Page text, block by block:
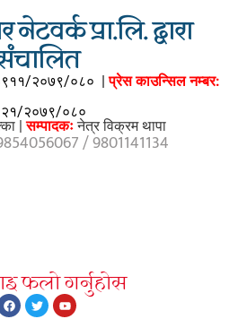
प्रा.लि. द्वारा
२०७९/०८० |प्रेस काउन्सिल नम्बर:
२०७९/०८०
|सम्पादकःनेत्र विक्रम थापा
/ 9801141134
फलाे गर्नुहाेस